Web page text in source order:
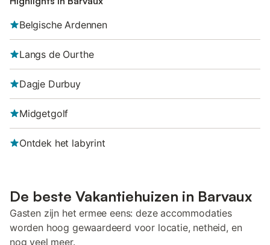
Belgische Ardennen
Langs de Ourthe
Dagje Durbuy
Midgetgolf
Ontdek het labyrint
De beste Vakantiehuizen in Barvaux
Gasten zijn het ermee eens: deze accommodaties
worden hoog gewaardeerd voor locatie, netheid, en
nog veel meer.